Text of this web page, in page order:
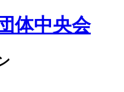
体中央会